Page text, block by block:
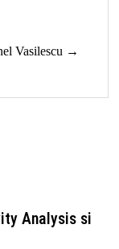
Vasilescu →
Analysis si